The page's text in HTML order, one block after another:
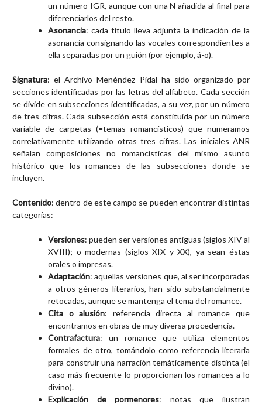
un número IGR, aunque con una N añadida al final para
diferenciarlos del resto.
Asonancia: cada título lleva adjunta la indicación de la
asonancia consignando las vocales correspondientes a
ella separadas por un guión (por ejemplo, á-o).
Signatura: el Archivo Menéndez Pidal ha sido organizado por
secciones identificadas por las letras del alfabeto. Cada sección
se divide en subsecciones identificadas, a su vez, por un número
de tres cifras. Cada subsección está constituida por un número
variable de carpetas (=temas romancísticos) que numeramos
correlativamente utilizando otras tres cifras. Las iniciales ANR
señalan composiciones no romancísticas del mismo asunto
histórico que los romances de las subsecciones donde se
incluyen.
Contenido: dentro de este campo se pueden encontrar distintas
categorías:
Versiones: pueden ser versiones antiguas (siglos XIV al
XVIII); o modernas (siglos XIX y XX), ya sean éstas
orales o impresas.
Adaptación: aquellas versiones que, al ser incorporadas
a otros géneros literarios, han sido substancialmente
retocadas, aunque se mantenga el tema del romance.
Cita o alusión: referencia directa al romance que
encontramos en obras de muy diversa procedencia.
Contrafactura: un romance que utiliza elementos
formales de otro, tomándolo como referencia literaria
para construir una narración temáticamente distinta (el
caso más frecuente lo proporcionan los romances a lo
divino).
Explicación de pormenores: notas que ilustran